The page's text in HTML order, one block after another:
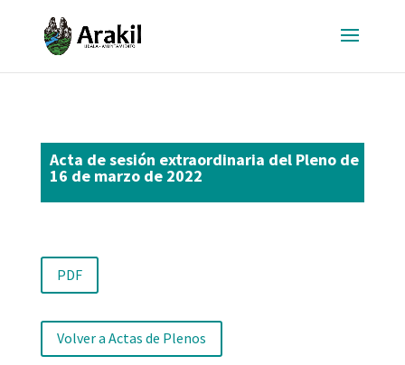
Acta de sesión extraordinaria del Pleno de
16 de marzo de 2022
PDF
Volver a Actas de Plenos